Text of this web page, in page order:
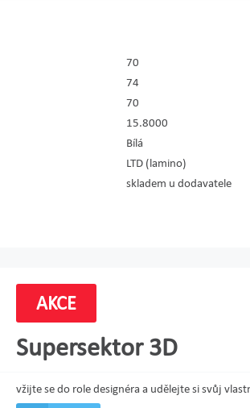
70
74
70
15.8000
Bílá
LTD (lamino)
skladem u dodavatele
AKCE
Supersektor 3D
vžijte se do role designéra a udělejte si svůj